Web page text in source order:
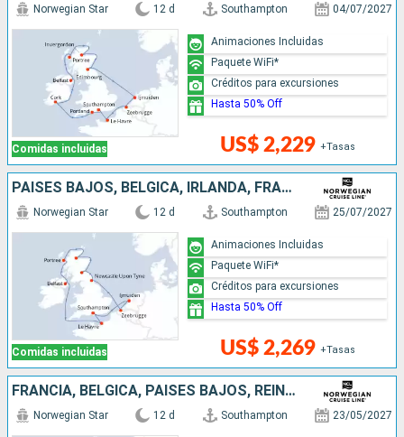
Comidas incluidas
Norwegian Star 12 d Southampton 04/07/2027
US$ 2,229 +Tasas
Animaciones Incluidas
Paquete WiFi*
Créditos para excursiones
Hasta 50% Off
PAISES BAJOS, BÉLGICA, IRLANDA, FRANCIA, REINO UNIDO
Comidas incluidas
Norwegian Star 12 d Southampton 25/07/2027
US$ 2,269 +Tasas
Animaciones Incluidas
Paquete WiFi*
Créditos para excursiones
Hasta 50% Off
FRANCIA, BÉLGICA, PAISES BAJOS, REINO UNIDO, IRLANDA
Norwegian Star 12 d Southampton 23/05/2027